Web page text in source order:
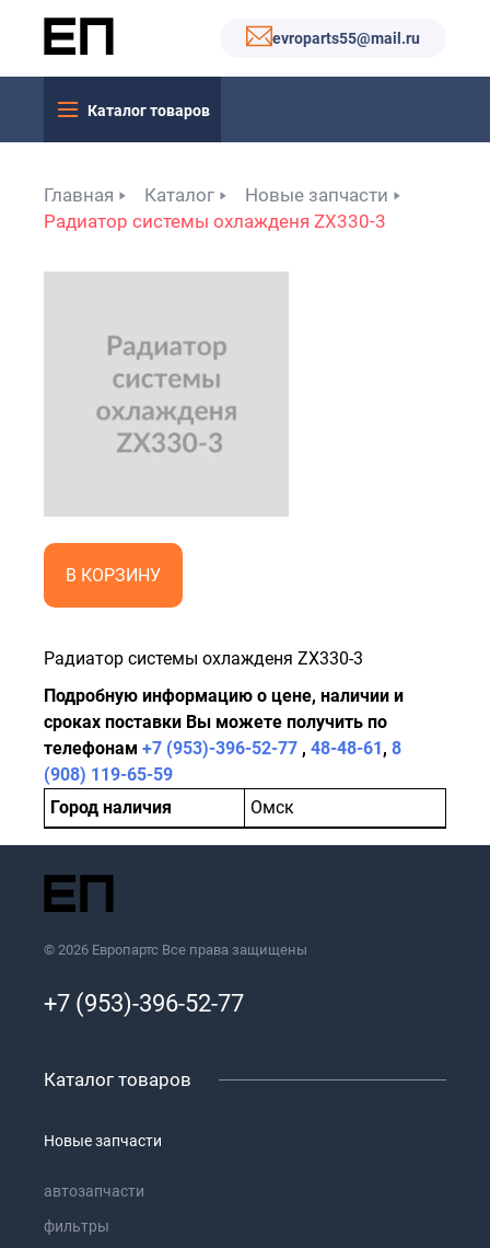
evroparts55@mail.ru
Каталог товаров
Главная Каталог
Новые запчасти
Радиатор системы охлажденя ZX330-3
В КОРЗИНУ
Радиатор системы охлажденя ZX330-3
Подробную информацию о цене, наличии и
сроках поставки Вы можете получить по
телефонам +7 (953)-396-52-77 , 48-48-61, 8
(908) 119-65-59
Город наличия
Омск
© 2026 Европартс Все права защищены
+7 (953)-396-52-77
Каталог товаров
Новые запчасти
автозапчасти
фильтры